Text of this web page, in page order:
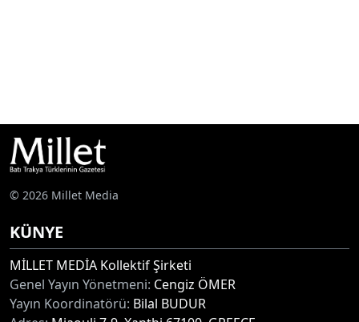
© 2026 Millet Media
KÜNYE
MİLLET MEDİA Kollektif Şirketi
Genel Yayın Yönetmeni: Cengiz ÖMER
Yayın Koordinatörü: Bilal BUDUR